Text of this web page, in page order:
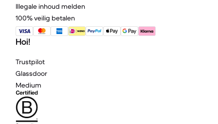
Illegale inhoud melden
100% veilig betalen
Hoi!
Trustpilot
Glassdoor
Medium